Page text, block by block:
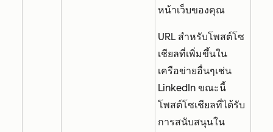
หน้าเว็บของคุณ
URL สำหรับโพสต์โซ
เชียลที่เพิ่มขึ้นใน
เครือข่ายอื่นๆเช่น
LinkedIn ขณะนี้
โพสต์โซเชียลที่ได้รับ
การสนับสนุนใน